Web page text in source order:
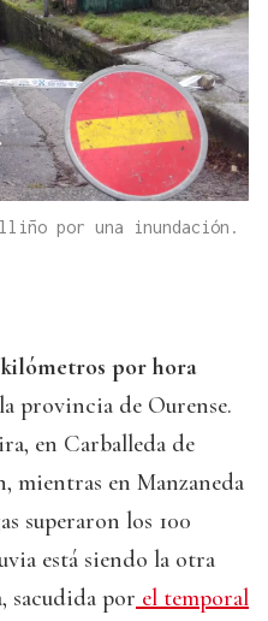
por una inundación.
por hora
provincia de Ourense.
en Carballeda de
mientras en Manzaneda
superaron los 100
está siendo la otra
sacudida por el temporal